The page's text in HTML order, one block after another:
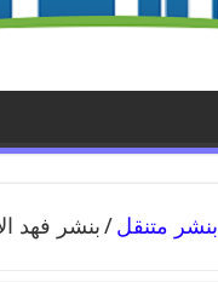
بنشر متنقل /